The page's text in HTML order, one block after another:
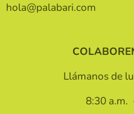
hola@palabari.com
Llámanos de
8:30 a.m.